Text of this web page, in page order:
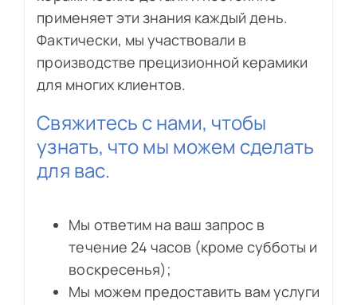
применяет эти знания каждый день.
Фактически, мы участвовали в
производстве прецизионной керамики
для многих клиентов.
Свяжитесь с нами, чтобы
узнать, что мы можем сделать
для вас.
Мы ответим на ваш запрос в
течение 24 часов (кроме субботы и
воскресенья);
Мы можем предоставить вам услуги